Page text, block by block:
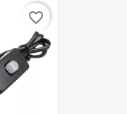
favorite_border